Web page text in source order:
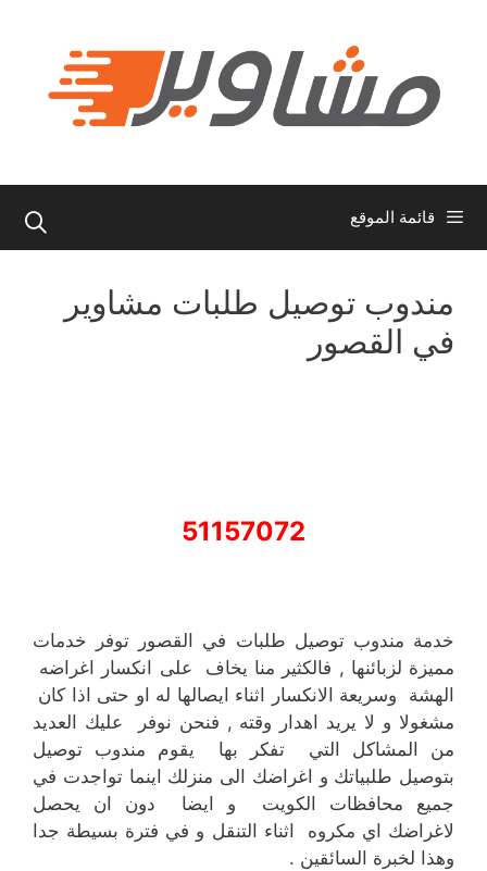
قائمة الموقع
مندوب توصيل طلبات مشاوير
في القصور
51157072
خدمة مندوب توصيل طلبات في القصور توفر خدمات
مميزة لزبائنها , فالكثير منا يخاف على انكسار اغراضه
الهشة وسريعة الانكسار اثناء ايصالها له او حتى اذا كان
مشغولا و لا يريد اهدار وقته , فنحن نوفر عليك العديد
من المشاكل التي تفكر بها يقوم مندوب توصيل
بتوصيل طلبياتك و اغراضك الى منزلك اينما تواجدت في
جميع محافظات الكويت و ايضا دون ان يحصل
لاغراضك اي مكروه اثناء التنقل و في فترة بسيطة جدا
وهذا لخبرة السائقين .